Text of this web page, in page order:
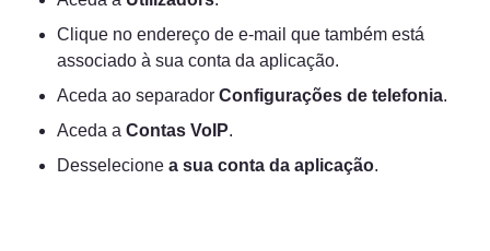
Clique no endereço de e-mail que também está
associado à sua conta da aplicação.
Aceda ao separador Configurações de telefonia.
Aceda a Contas VoIP.
Desselecione a sua conta da aplicação.